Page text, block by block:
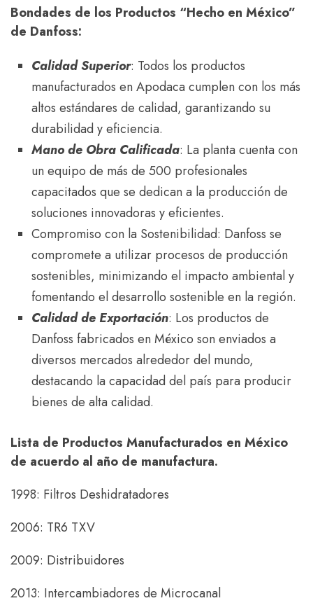
Bondades de los Productos “Hecho en México”
de Danfoss:
Calidad Superior: Todos los productos
manufacturados en Apodaca cumplen con los más
altos estándares de calidad, garantizando su
durabilidad y eficiencia.
Mano de Obra Calificada: La planta cuenta con
un equipo de más de 500 profesionales
capacitados que se dedican a la producción de
soluciones innovadoras y eficientes.
Compromiso con la Sostenibilidad: Danfoss se
compromete a utilizar procesos de producción
sostenibles, minimizando el impacto ambiental y
fomentando el desarrollo sostenible en la región.
Calidad de Exportación: Los productos de
Danfoss fabricados en México son enviados a
diversos mercados alrededor del mundo,
destacando la capacidad del país para producir
bienes de alta calidad.
Lista de Productos Manufacturados en México
de acuerdo al año de manufactura.
1998: Filtros Deshidratadores
2006: TR6 TXV
2009: Distribuidores
2013: Intercambiadores de Microcanal